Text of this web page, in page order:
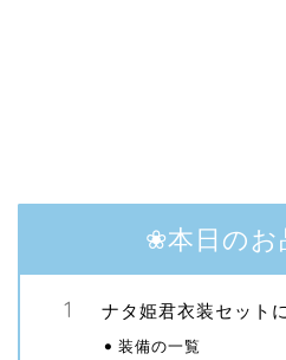
❀本日の
ナタ姫君衣装セット
装備の一覧